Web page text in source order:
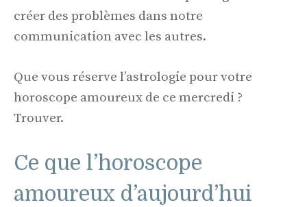
créer des problèmes dans notre
communication avec les autres.
Que vous réserve l’astrologie pour votre
horoscope amoureux de ce mercredi ?
Trouver.
Ce que l’horoscope
amoureux d’aujourd’hui